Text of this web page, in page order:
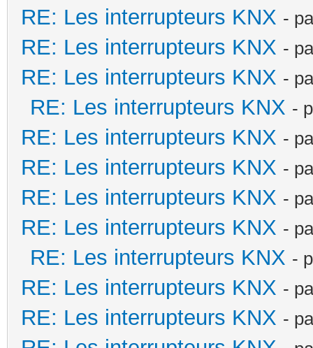
RE: Les interrupteurs KNX -
RE: Les interrupteurs KNX -
RE: Les interrupteurs KNX -
RE: Les interrupteurs KNX -
RE: Les interrupteurs KNX -
RE: Les interrupteurs KNX -
RE: Les interrupteurs KNX -
RE: Les interrupteurs KNX -
RE: Les interrupteurs KNX -
RE: Les interrupteurs KNX -
RE: Les interrupteurs KNX -